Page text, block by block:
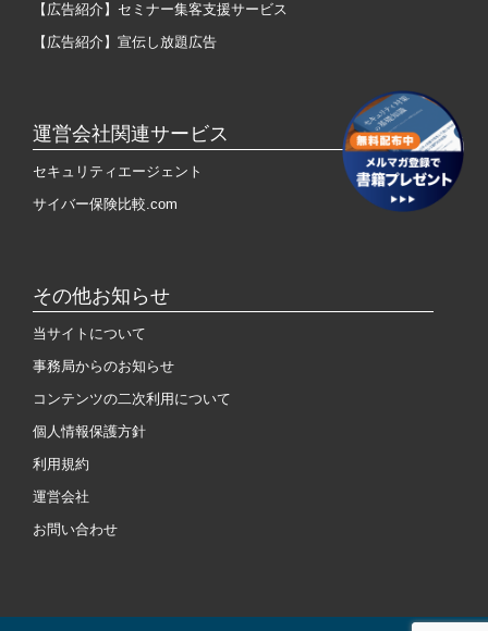
【広告紹介】セミナー集客支援サービス
【広告紹介】宣伝し放題広告
運営会社関連サービス
セキュリティエージェント
サイバー保険比較.com
その他お知らせ
当サイトについて
事務局からのお知らせ
コンテンツの二次利用について
個人情報保護方針
利用規約
運営会社
お問い合わせ